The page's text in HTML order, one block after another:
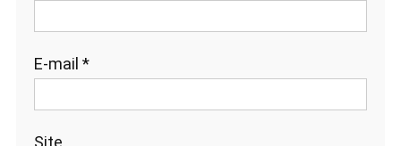
E-mail *
Site